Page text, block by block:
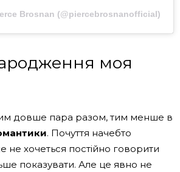
Brosnan (@piercebrosnanofficial)
моя
довше пара разом, тим менше в
. Почуття начебто
не хочеться постійно говорити
показувати. Але це явно не